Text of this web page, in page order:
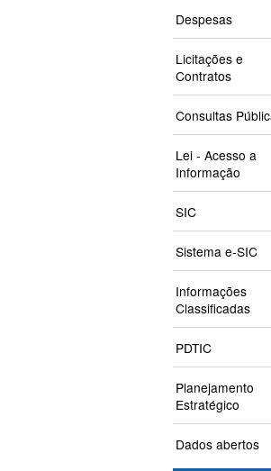
Despesas
Licitações e
Contratos
Consultas
Lei - Acesso a
Informação
SIC
Sistema e-SIC
Informações
Classificadas
PDTIC
Planejamento
Estratégico
Dados abertos